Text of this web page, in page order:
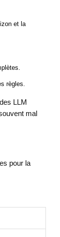
et la
règles.
LLM
mal
pour la